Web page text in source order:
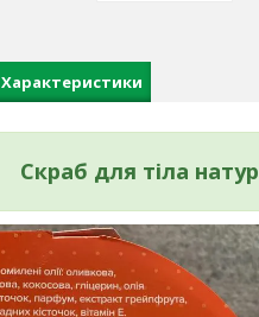
Характеристики
Скраб для тіла